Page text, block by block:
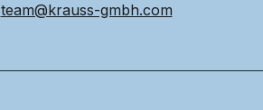
team@krauss-gmbh.com